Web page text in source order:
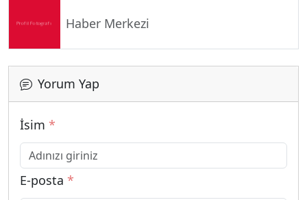
Haber Merkezi
Yorum Yap
İsim *
E-posta *